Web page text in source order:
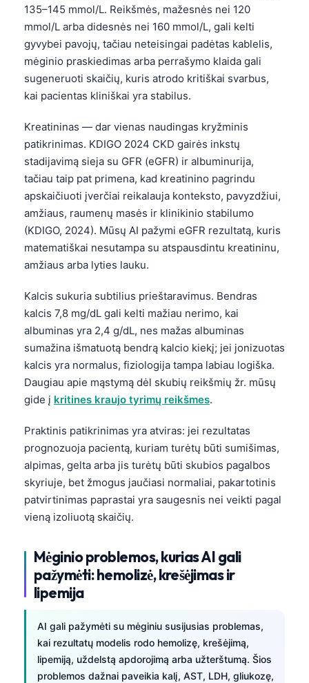
135–145 mmol/L. Reikšmės, mažesnės nei 120
mmol/L arba didesnės nei 160 mmol/L, gali kelti
gyvybei pavojų, tačiau neteisingai padėtas kablelis,
mėginio praskiedimas arba perrašymo klaida gali
sugeneruoti skaičių, kuris atrodo kritiškai svarbus,
kai pacientas kliniškai yra stabilus.
Kreatininas — dar vienas naudingas kryžminis
patikrinimas. KDIGO 2024 CKD gairės inkstų
stadijavimą sieja su GFR (eGFR) ir albuminurija,
tačiau taip pat primena, kad kreatinino pagrindu
apskaičiuoti įverčiai reikalauja konteksto, pavyzdžiui,
amžiaus, raumenų masės ir klinikinio stabilumo
(KDIGO, 2024). Mūsų AI pažymi eGFR rezultatą, kuris
matematiškai nesutampa su atspausdintu kreatininu,
amžiaus arba lyties lauku.
Kalcis sukuria subtilius prieštaravimus. Bendras
kalcis 7,8 mg/dL gali kelti mažiau nerimo, kai
albuminas yra 2,4 g/dL, nes mažas albuminas
sumažina išmatuotą bendrą kalcio kiekį; jei jonizuotas
kalcis yra normalus, fiziologija tampa labiau logiška.
Daugiau apie mąstymą dėl skubių reikšmių žr. mūsų
gide į kritines kraujo tyrimų reikšmes.
Praktinis patikrinimas yra atviras: jei rezultatas
prognozuoja pacientą, kuriam turėtų būti sumišimas,
alpimas, gelta arba jis turėtų būti skubios pagalbos
skyriuje, bet žmogus jaučiasi normaliai, pakartotinis
patvirtinimas paprastai yra saugesnis nei veikti pagal
vieną izoliuotą skaičių.
Mėginio problemos, kurias AI gali
pažymėti: hemolizė, krešėjimas ir
lipemija
AI gali pažymėti su mėginiu susijusias problemas,
kai rezultatų modelis rodo hemolizę, krešėjimą,
lipemiją, uždelstą apdorojimą arba užterštumą. Šios
problemos dažnai paveikia kalį, AST, LDH, gliukozę,